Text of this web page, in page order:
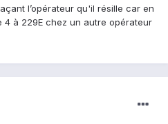
l’opérateur qu'il résille car en
à 229E chez un autre opérateur